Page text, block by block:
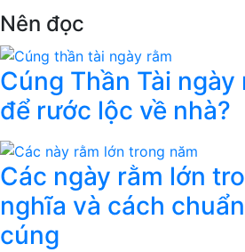
Nên đọc
Cúng Thần Tài ngày
để rước lộc về nhà?
Các ngày rằm lớn
nghĩa và cách
cúng